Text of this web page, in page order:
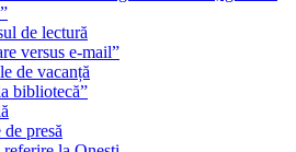
de lectură
versus e-mail”
de vacanță
bibliotecă”
presă